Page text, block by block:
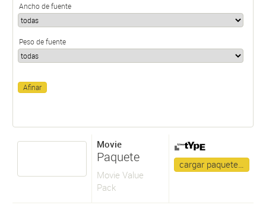
Ancho de fuente
Peso de fuente
Movie
Paquete
Movie Value
Pack
cargar paquete…